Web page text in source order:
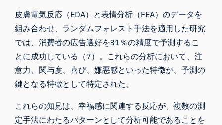
皮膚電気反応（EDA）と表情分析（FEA）のデータを
組み合わせ、ランダムフォレスト手法を適用した研究
では、消費者の広告選好を81％の精度で予測するこ
とに成功している（7）。これらの分析において、注
意力、関与度、喜び、嫌悪感といった特徴が、予測の
鍵となる特徴として特定された。
これらの知見は、幸福感に関連する反応が、複数の測
定手法にわたるパターンとして分析可能であることを